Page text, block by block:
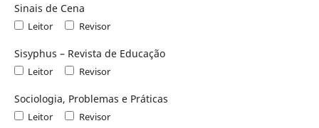
Sinais de Cena
Leitor Revisor
Sisyphus – Revista de Educação
Leitor Revisor
Sociologia, Problemas e Práticas
Leitor Revisor